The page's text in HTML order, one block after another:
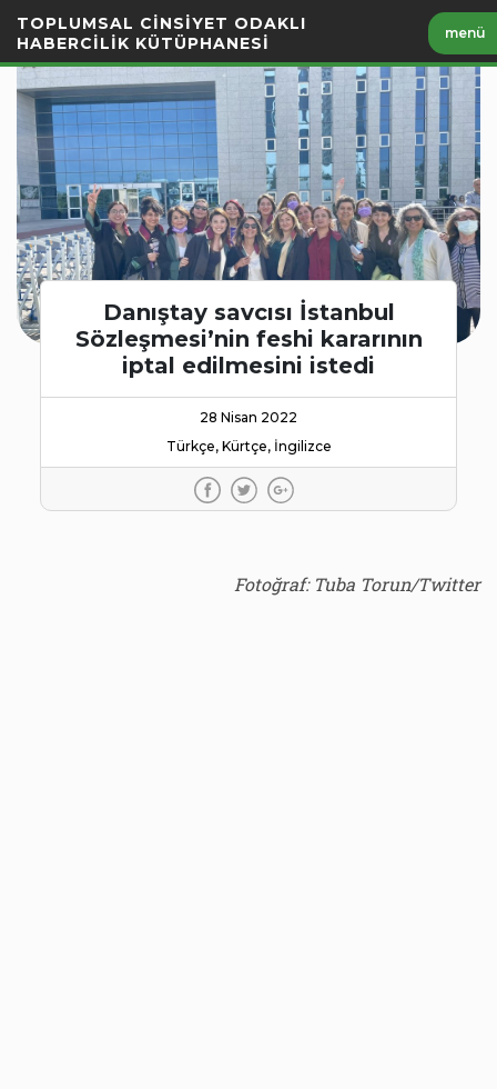
Geç
TOPLUMSAL CİNSİYET ODAKLI
HABERCİLİK KÜTÜPHANESİ
menü
Danıştay savcısı İstanbul
Sözleşmesi’nin feshi kararının
iptal edilmesini istedi
28 Nisan 2022
Türkçe, Kürtçe, İngilizce
Fotoğraf: Tuba Torun/Twitter